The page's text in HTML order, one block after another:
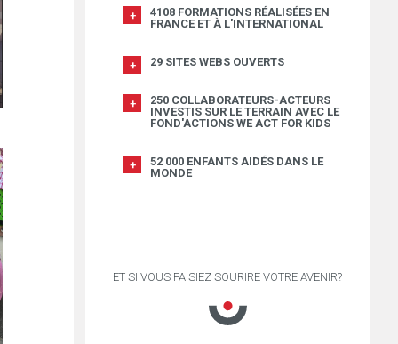
4108 FORMATIONS RÉALISÉES EN
FRANCE ET À L'INTERNATIONAL
29 SITES WEBS OUVERTS
250 COLLABORATEURS-ACTEURS
INVESTIS SUR LE TERRAIN AVEC LE
FOND'ACTIONS WE ACT FOR KIDS
52 000 ENFANTS AIDÉS DANS LE
MONDE
ET SI VOUS FAISIEZ SOURIRE VOTRE AVENIR?